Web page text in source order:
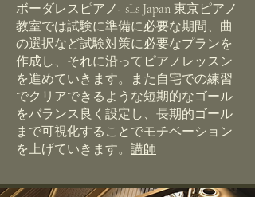
ボーダレスピアノ- sLs Japan 東京ピアノ
教室では試験に準備に必要な期間、曲
の選択など試験対策に必要なプランを
作成し、それに沿ってピアノレッスン
を進めていきます。また自宅での練習
でクリアできるような短期的なゴール
をバランス良く設定し、長期的ゴール
まで可視化することでモチベーション
を上げていきます。 講師